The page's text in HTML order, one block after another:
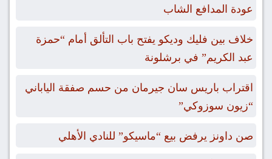
عودة المدافع الشاب
خلاف بين فليك وديكو يفتح باب التألق أمام “حمزة
عبد الكريم” في برشلونة
اقتراب باريس سان جيرمان من حسم صفقة الياباني
“زيون سوزوكي”
صن داونز يرفض بيع “ماسيكو” للنادي الأهلي